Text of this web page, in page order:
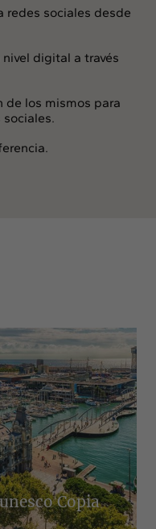
redes sociales desde
digital a través
de los mismos para
Copia